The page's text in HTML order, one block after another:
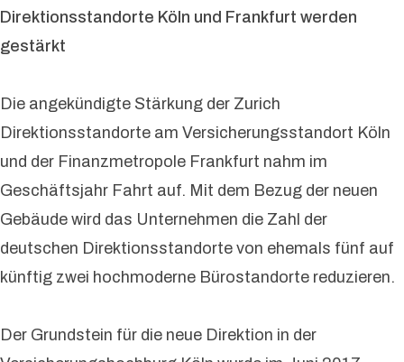
Direktionsstandorte Köln und Frankfurt werden
gestärkt
Die angekündigte Stärkung der Zurich
Direktionsstandorte am Versicherungsstandort Köln
und der Finanzmetropole Frankfurt nahm im
Geschäftsjahr Fahrt auf. Mit dem Bezug der neuen
Gebäude wird das Unternehmen die Zahl der
deutschen Direktionsstandorte von ehemals fünf auf
künftig zwei hochmoderne Bürostandorte reduzieren.
Der Grundstein für die neue Direktion in der